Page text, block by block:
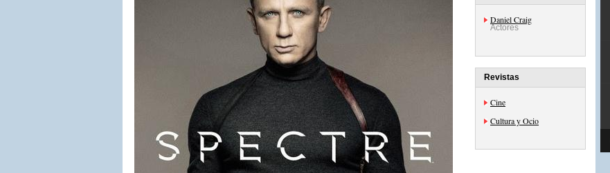
Daniel Craig
Actores
Revistas
Cine
Cultura y Ocio